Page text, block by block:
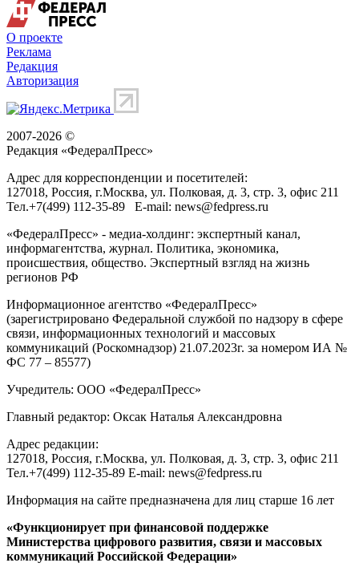
О проекте
Реклама
Редакция
Авторизация
2007-2026 ©
Редакция «ФедералПресс»
Адрес для корреспонденции и посетителей:
127018, Россия, г.Москва, ул. Полковая, д. 3, стр. 3, офис 211
Тел.+7(499) 112-35-89 E-mail: news@fedpress.ru
«ФедералПресс» - медиа-холдинг: экспертный канал,
информагентства, журнал. Политика, экономика,
происшествия, общество. Экспертный взгляд на жизнь
регионов РФ
Информационное агентство «ФедералПресс»
(зарегистрировано Федеральной службой по надзору в сфере
связи, информационных технологий и массовых
коммуникаций (Роскомнадзор) 21.07.2023г. за номером ИА №
ФС 77 – 85577)
Учредитель: ООО «ФедералПресс»
Главный редактор: Оксак Наталья Александровна
Адрес редакции:
127018, Россия, г.Москва, ул. Полковая, д. 3, стр. 3, офис 211
Тел.+7(499) 112-35-89 E-mail: news@fedpress.ru
Информация на сайте предназначена для лиц старше 16 лет
«Функционирует при финансовой поддержке
Министерства цифрового развития, связи и массовых
коммуникаций Российской Федерации»